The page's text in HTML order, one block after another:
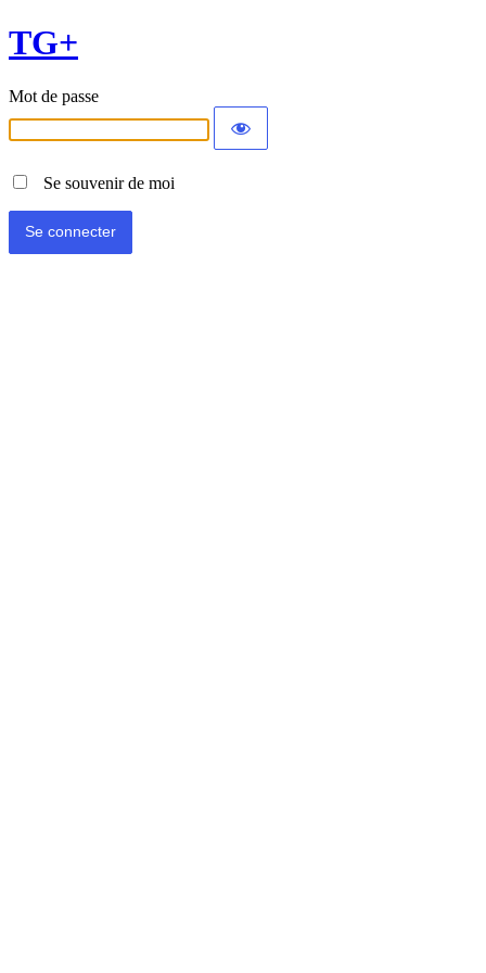
TG+
Mot de passe
Se souvenir de moi